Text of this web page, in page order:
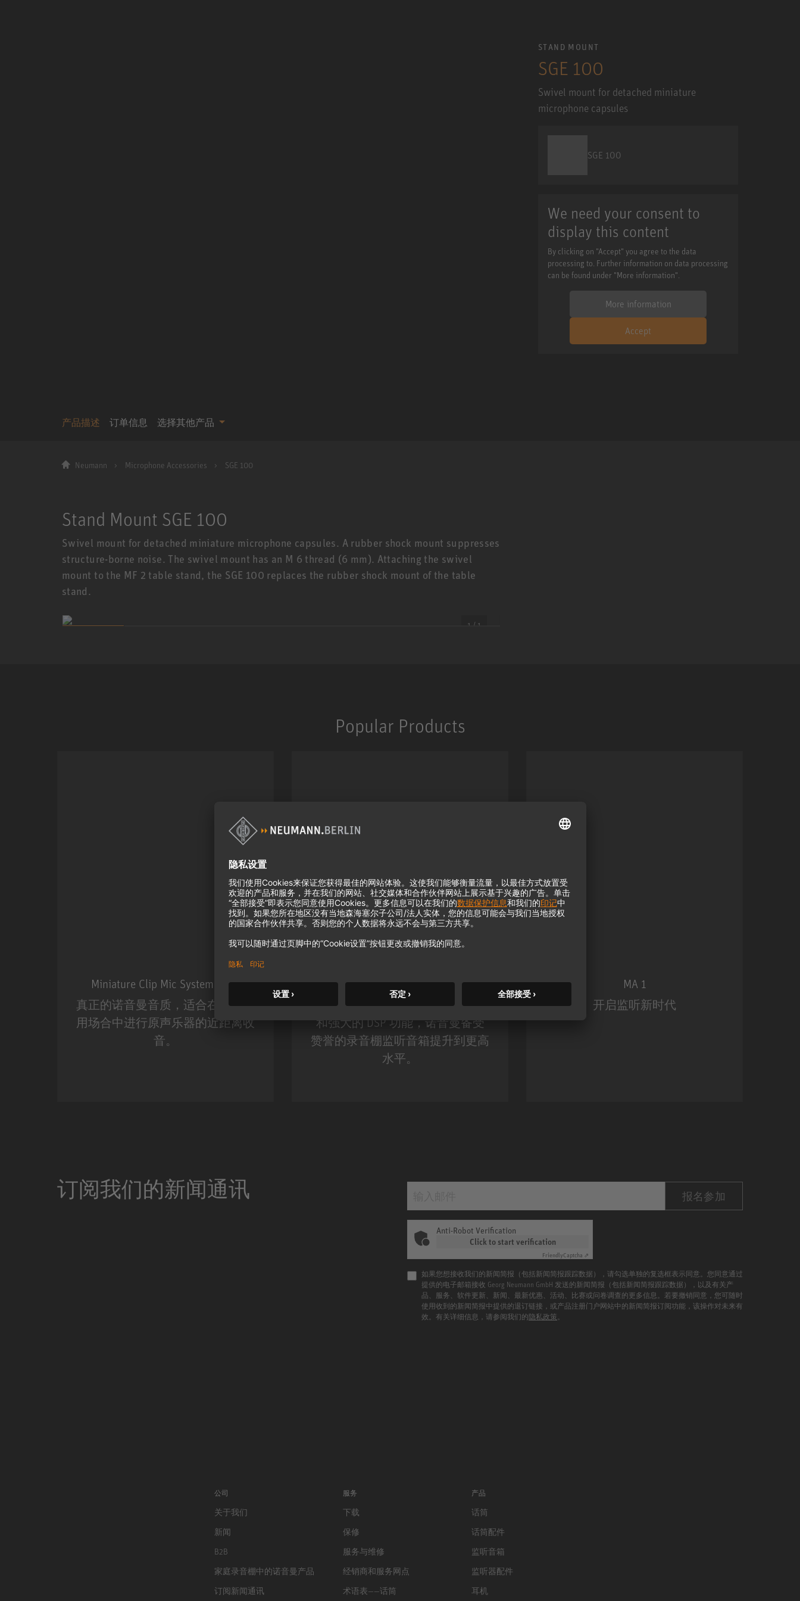
STAND MOUNT
SGE 100
Swivel mount for detached miniature
microphone capsules
SGE 100
We need your consent to
display this content
By clicking on "Accept" you agree to the data
processing to. Further information on data processing
can be found under "More information".
More information
Accept
产品描述 订单信息 选择其他产品
Neumann Microphone Accessories SGE 100
Stand Mount SGE 100
Swivel mount for detached miniature microphone capsules. A rubber shock mount suppresses
structure-borne noise. The swivel mount has an M 6 thread (6 mm). Attaching the swivel
mount to the MF 2 table stand, the SGE 100 replaces the rubber shock mount of the table
stand.
1 / 1
Popular Products
Miniature Clip Mic System MCM
真正的诺音曼音质，适合在现场应
用场合中进行原声乐器的近距离收
音。
KH 120 II
凭借更深沉的低音、更高的分辨率
和强大的 DSP 功能，诺音曼备受
赞誉的录音棚监听音箱提升到更高
水平。
MA 1
开启监听新时代
订阅我们的新闻通讯 报名参加
Anti-Robot Verification
Click to start verification
FriendlyCaptcha ⇗
如果您想接收我们的新闻简报（包括新闻简报跟踪数据），请勾选单独的复选框表示同意。您同意通过
提供的电子邮箱接收 Georg Neumann GmbH 发送的新闻简报（包括新闻简报跟踪数据），以及有关产
品、服务、软件更新、新闻、最新优惠、活动、比赛或问卷调查的更多信息。若要撤销同意，您可随时
使用收到的新闻简报中提供的退订链接，或产品注册门户网站中的新闻简报订阅功能，该操作对未来有
效。有关详细信息，请参阅我们的 隐私政策。
公司
关于我们
新闻
B2B
家庭录音棚中的诺音曼产品
订阅新闻通讯
服务
下载
保修
服务与维修
经销商和服务网点
术语表——话筒
产品
话筒
话筒配件
监听音箱
监听器配件
耳机